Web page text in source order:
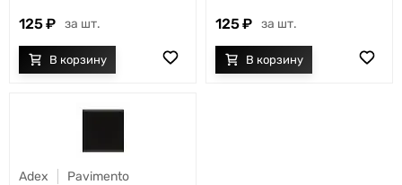
125 шт. 125 шт.
Adex Pavimento